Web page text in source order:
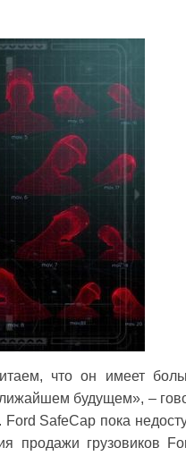
что он имеет
будущем», –
SafeCap пока
продажи грузовиков